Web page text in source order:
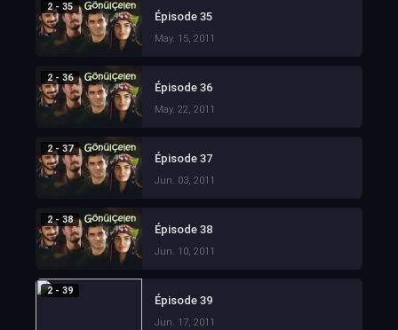
2 - 35
Épisode 35
May. 15, 2011
2 - 36
Épisode 36
May. 22, 2011
2 - 37
Épisode 37
Jun. 03, 2011
2 - 38
Épisode 38
Jun. 10, 2011
2 - 39
Épisode 39
Jun. 17, 2011